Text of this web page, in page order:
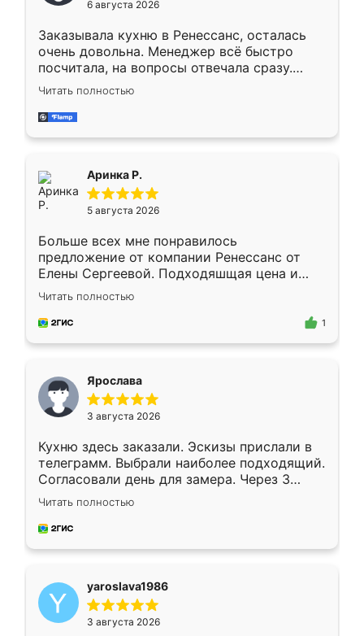
мебели буду заказывать только здесь.
6 августа 2026
Заказывала кухню в Ренессанс, осталась
очень довольна. Менеджер всё быстро
посчитала, на вопросы отвечала сразу.
Замерщик приехал в субботу, подошёл к
делу со всей ответственностью. Собрали
за день, ребята работали аккуратно, даже
Читать полностью
Аринка Р.
5 августа 2026
Больше всех мне понравилось
предложение от компании Ренессанс от
Елены Сергеевой. Подходяшщая цена и
короткие сроки изготовления. Приехавший
для замера сотрудник Владислав
предложил по моему эскизу самый
Читать полностью
1
Ярослава
3 августа 2026
Кухню здесь заказали. Эскизы прислали в
телеграмм. Выбрали наиболее подходящий.
Согласовали день для замера. Через 3
недели кухня была уже готова. Остались
довольны работой. Спасибо Ренессанс
мебель за качественную работу!
Читать полностью
yaroslava1986
3 августа 2026